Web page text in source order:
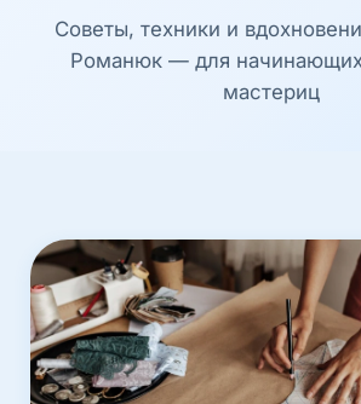
Советы, техники и
Романюк — для
мастериц